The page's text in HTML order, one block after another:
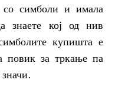
симболи и имала
знаете кој од нив
купишта е
повик за тркање па